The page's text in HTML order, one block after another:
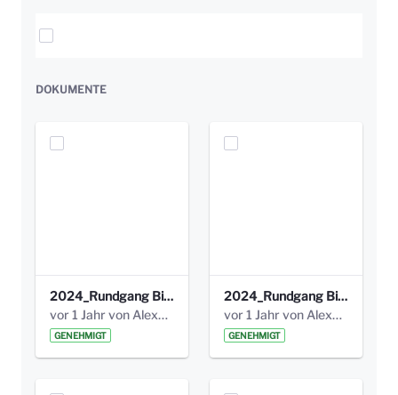
Elemente auswählen
DOKUMENTE
2024_Rundgang Bismarckplatzverein 1.jpeg
vor 1 Jahr von Alexander Orlowski
GENEHMIGT
2024_Rundgang Bismarckplatzverein 2.jpeg
vor 1 Jahr von Alexander Orlowski
GENEHMIGT